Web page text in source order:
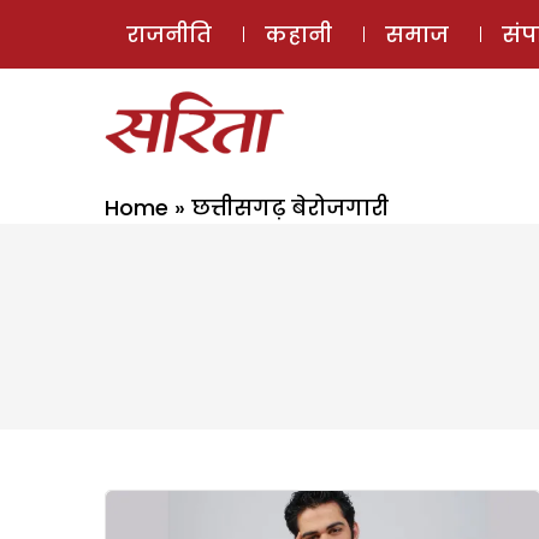
राजनीति कहानी समाज
Home » छत्तीसगढ़ बेरोजगारी